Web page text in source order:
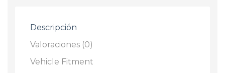
Parati
Saveiro
cantidad
Descripción
Valoraciones (0)
Vehicle Fitment